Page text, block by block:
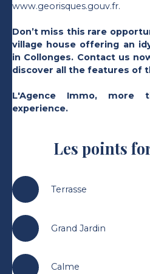
www.georisques.gouv.fr.
Don’t miss this rare
village house offering an
in Collonges. Contact us
discover all the features of
L'Agence Immo, more
experience.
Les points
Terrasse
Grand Jardin
Calme